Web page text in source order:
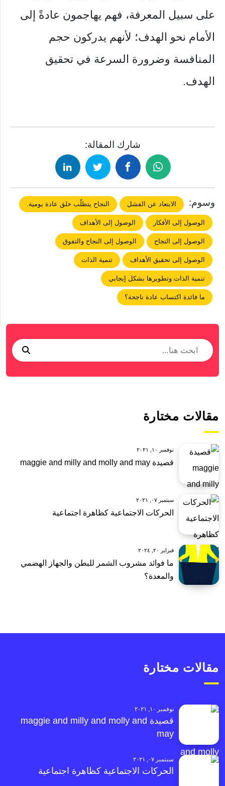
على سبيل المعرفة، فهم يهاجمون عادةً إلى
الأمام نحو الهدف؛ ﻷنهم يدركون حجم
المنافسة وضرورة السرعة في تحقيق
الهدف.
شارك المقالة:
وسوم: الابتعاد عن الفشل النجاح يتطلّب خلق عادة يومية.
الوصول إلى اﻷفكار الوصول إلى اﻷهداف
الوصول إلى النجاح الوصول إلى النجاح والتفوق
الوصول إلى تحقيق الأهداف تنمية الذات
تنمية الذات وتطويرها بشكل إيجابي
ما فائدة اكتساب عادة ناجحة؟
مقالات مختارة
نوفمبر ١٠, ٢٠٢١
قصيدة maggie and milly and molly and may
سبتمبر ٠٧, ٢٠٢١
الحركات الاجتماعية كظاهرة اجتماعية
فبراير ٢٠, ٢٠٢٤
ما فوائد مشروب الشمر للبطن والجهاز الهضمي
والمعدة؟
مقالات مختارة
نوفمبر ١٠, ٢٠٢١
قصيدة maggie and milly and molly and
may
سبتمبر ٠٧, ٢٠٢١
الحركات الاجتماعية كظاهرة اجتماعية